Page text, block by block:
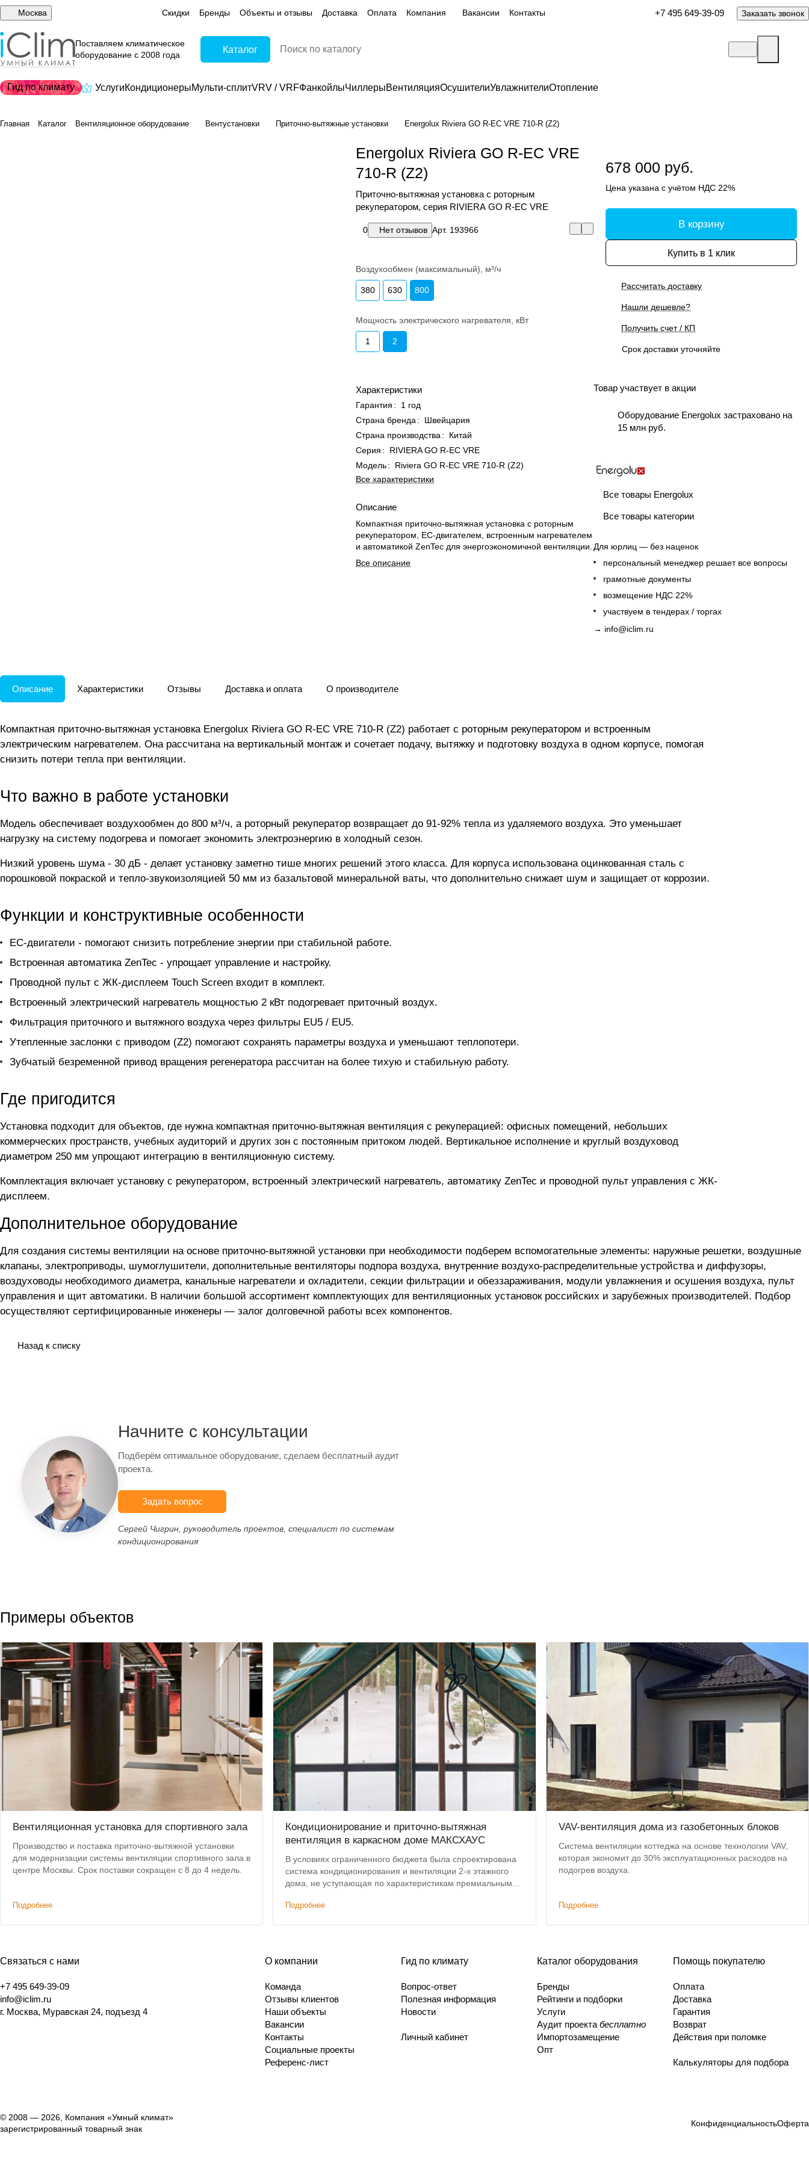
Москва Скидки Бренды Объекты и отзывы Доставка Оплата Компания Вакансии Контакты +7 495 649-39-09 Заказать звонок
Поставляем климатическое
оборудование с 2008 года
Каталог
Гид по климату УслугиКондиционерыМульти-сплитVRV / VRFФанкойлыЧиллерыВентиляцияОсушителиУвлажнителиОтопление
Главная Каталог Вентиляционное оборудование Вентустановки Приточно-вытяжные установки Energolux Riviera GO R-EC VRE 710-R (Z2)
Energolux Riviera GO R-EC VRE
710-R (Z2)
Приточно-вытяжная установка с роторным
рекуператором, серия RIVIERA GO R-EC VRE
0 Нет отзывов Арт. 193966
Воздухообмен (максимальный), м³/ч
380 630 800
Мощность электрического нагревателя, кВт
1 2
Характеристики
Гарантия :
1 год
Страна бренда :
Швейцария
Страна производства :
Китай
Серия :
RIVIERA GO R-EC VRE
Модель:
Riviera GO R-EC VRE 710-R (Z2)
Все характеристики
Описание
Компактная приточно-вытяжная установка с роторным
рекуператором, EC-двигателем, встроенным нагревателем
и автоматикой ZenTec для энергоэкономичной вентиляции.
Все описание
678 000 руб.
Цена указана с учётом НДС 22%
В корзину
Купить в 1 клик
Рассчитать доставку
Нашли дешевле?
Получить счет / КП
Срок доставки уточняйте
Товар участвует в акции
Оборудование Energolux застраховано на
15 млн руб.
Все товары Energolux
Все товары категории
Для юрлиц — без наценок
персональный менеджер решает все вопросы
грамотные документы
возмещение НДС 22%
участвуем в тендерах / торгах
→ info@iclim.ru
Описание Характеристики Отзывы Доставка и оплата О производителе
Компактная приточно-вытяжная установка Energolux Riviera GO R-EC VRE 710-R (Z2) работает с роторным рекуператором и встроенным
электрическим нагревателем. Она рассчитана на вертикальный монтаж и сочетает подачу, вытяжку и подготовку воздуха в одном корпусе, помогая
снизить потери тепла при вентиляции.
Что важно в работе установки
Модель обеспечивает воздухообмен до 800 м³/ч, а роторный рекуператор возвращает до 91-92% тепла из удаляемого воздуха. Это уменьшает
нагрузку на систему подогрева и помогает экономить электроэнергию в холодный сезон.
Низкий уровень шума - 30 дБ - делает установку заметно тише многих решений этого класса. Для корпуса использована оцинкованная сталь с
порошковой покраской и тепло-звукоизоляцией 50 мм из базальтовой минеральной ваты, что дополнительно снижает шум и защищает от коррозии.
Функции и конструктивные особенности
EC-двигатели - помогают снизить потребление энергии при стабильной работе.
Встроенная автоматика ZenTec - упрощает управление и настройку.
Проводной пульт с ЖК-дисплеем Touch Screen входит в комплект.
Встроенный электрический нагреватель мощностью 2 кВт подогревает приточный воздух.
Фильтрация приточного и вытяжного воздуха через фильтры EU5 / EU5.
Утепленные заслонки с приводом (Z2) помогают сохранять параметры воздуха и уменьшают теплопотери.
Зубчатый безременной привод вращения регенератора рассчитан на более тихую и стабильную работу.
Где пригодится
Установка подходит для объектов, где нужна компактная приточно-вытяжная вентиляция с рекуперацией: офисных помещений, небольших
коммерческих пространств, учебных аудиторий и других зон с постоянным притоком людей. Вертикальное исполнение и круглый воздуховод
диаметром 250 мм упрощают интеграцию в вентиляционную систему.
Комплектация включает установку с рекуператором, встроенный электрический нагреватель, автоматику ZenTec и проводной пульт управления с ЖК-
дисплеем.
Дополнительное оборудование
Для создания системы вентиляции на основе приточно-вытяжной установки при необходимости подберем вспомогательные элементы: наружные решетки, воздушные
клапаны, электроприводы, шумоглушители, дополнительные вентиляторы подпора воздуха, внутренние воздухо-распределительные устройства и диффузоры,
воздуховоды необходимого диаметра, канальные нагреватели и охладители, секции фильтрации и обеззараживания, модули увлажнения и осушения воздуха, пульт
управления и щит автоматики. В наличии большой ассортимент комплектующих для вентиляционных установок российских и зарубежных производителей. Подбор
осуществляют сертифицированные инженеры — залог долговечной работы всех компонентов.
Назад к списку
Начните с консультации
Подберём оптимальное оборудование, сделаем бесплатный аудит
проекта.
Задать вопрос
Сергей Чигрин, руководитель проектов, специалист по системам
кондиционирования
Примеры объектов
Вентиляционная установка для спортивного зала
Производство и поставка приточно-вытяжной установки
для модернизации системы вентиляции спортивного зала в
центре Москвы. Срок поставки сокращен с 8 до 4 недель.
Подробнее
Кондиционирование и приточно-вытяжная
вентиляция в каркасном доме МАКСХАУС
В условиях ограниченного бюджета была спроектирована
система кондиционирования и вентиляции 2-х этажного
дома, не уступающая по характеристикам премиальным
высоты потолков.
Подробнее
VAV-вентиляция дома из газобетонных блоков
Система вентиляции коттеджа на основе технологии VAV,
которая экономит до 30% эксплуатационных расходов на
подогрев воздуха.
Подробнее
Связаться с нами
+7 495 649-39-09
info@iclim.ru
г. Москва, Муравская 24, подъезд 4
О компании
Команда
Отзывы клиентов
Наши объекты
Вакансии
Контакты
Социальные проекты
Референс-лист
Гид по климату
Вопрос-ответ
Полезная информация
Новости
Личный кабинет
Каталог оборудования
Бренды
Рейтинги и подборки
Услуги
Аудит проекта бесплатно
Импортозамещение
Опт
Помощь покупателю
Оплата
Доставка
Гарантия
Возврат
Действия при поломке
Калькуляторы для подбора
© 2008 — 2026, Компания «Умный климат»
зарегистрированный товарный знак
КонфиденциальностьОферта